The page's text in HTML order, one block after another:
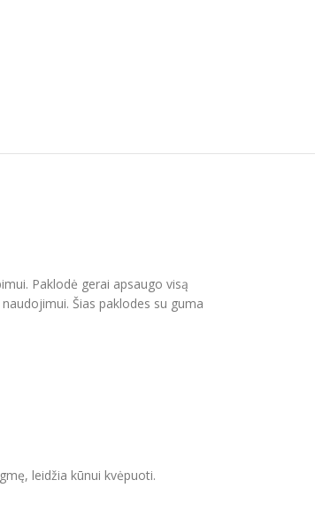
Paklodė gerai apsaugo visą
Šias paklodes su guma
leidžia kūnui kvėpuoti.